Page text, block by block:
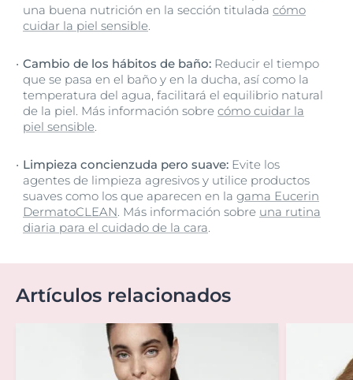
una buena nutrición en la sección titulada cómo
cuidar la piel sensible.
Cambio de los hábitos de baño: Reducir el tiempo
que se pasa en el baño y en la ducha, así como la
temperatura del agua, facilitará el equilibrio natural
de la piel. Más información sobre cómo cuidar la
piel sensible.
Limpieza concienzuda pero suave: Evite los
agentes de limpieza agresivos y utilice productos
suaves como los que aparecen en la gama Eucerin
DermatoCLEAN. Más información sobre una rutina
diaria para el cuidado de la cara.
Artículos relacionados